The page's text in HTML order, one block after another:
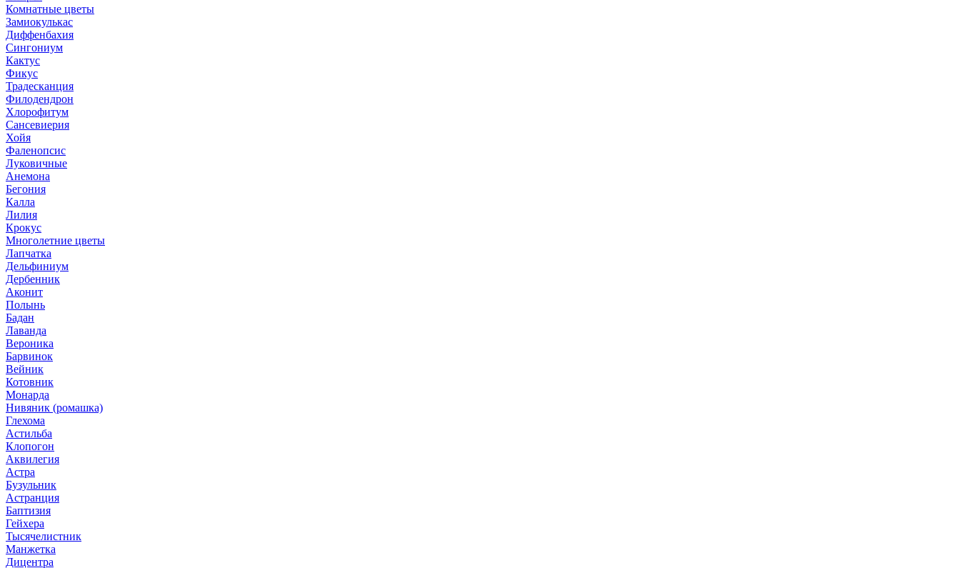
Комнатные цветы
Замиокулькас
Диффенбахия
Сингониум
Кактус
Фикус
Традесканция
Филодендрон
Хлорофитум
Сансевиерия
Хойя
Фаленопсис
Луковичные
Анемона
Бегония
Калла
Лилия
Крокус
Многолетние цветы
Лапчатка
Дельфиниум
Дербенник
Аконит
Полынь
Бадан
Лаванда
Вероника
Барвинок
Вейник
Котовник
Монарда
Нивяник (ромашка)
Глехома
Астильба
Клопогон
Аквилегия
Астра
Бузульник
Астранция
Баптизия
Гейхера
Тысячелистник
Манжетка
Дицентра